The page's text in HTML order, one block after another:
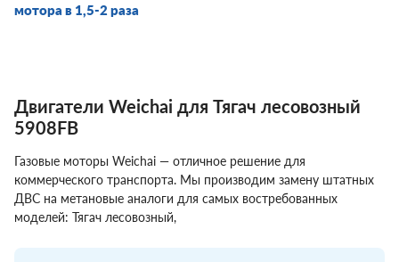
мотора в 1,5-2 раза
Двигатели Weichai для Тягач лесовозный
5908FB
Газовые моторы Weichai — отличное решение для
коммерческого транспорта. Мы производим замену штатных
ДВС на метановые аналоги для самых востребованных
моделей: Тягач лесовозный,